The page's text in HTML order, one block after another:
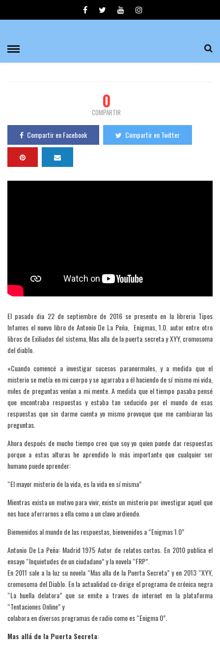
0
0
COMPARTIR
Compartir en Facebook Compartir en Twitter
El pasado dia 22 de septiembre de 2016 se presento en la libreria Tipos
Infames el nuevo libro de Antonio De La Peña, Enigmas, 1.0. autor entre otro
libros de Exiliados del sistema, Mas alla de la puerta secreta y XYY, cromosoma
del diablo.
«Cuando comencé a investigar sucesos paranormales, y a medida que el
misterio se metía en mi cuerpo y se agarraba a él haciendo de sí mismo mi vida,
miles de preguntas venían a mi mente. A medida que el tiempo pasaba pensé
que encontraba respuestas y estaba tan seducido por el mundo de esas
respuestas que sin darme cuenta yo mismo provoque que me cambiaran las
preguntas.
Ahora después de mucho tiempo creo que soy yo quien puede dar respuestas
porque a estas alturas he aprendido lo más importante que cualquier ser
humano puede aprender:
“El mayor misterio de la vida, es la vida en sí misma”
Mientras exista un motivo para vivir, existe un misterio por investigar aquel que
nos hace aferrarnos a ella como a un clavo ardiendo.
Bienvenidos al mundo de las respuestas, bienvenidos a “Enigmas 1.0”
Antonio De La Peña: Madrid 1975 Autor de relatos cortos. En 2010 publica el
ensayo “Inquietudes de un ciudadano” y la novela “FRP”.
En 2011 sale a la luz su novela “Mas alla de la Puerta Secreta” y en 2013 “XYY,
cromosoma del Diablo. En la actualidad co-dirige el programa de crónica negra
“La huella delatora” que se emite a traves de internet en la plataforma
“Tentaciones Online” y
colabora en diversos programas de radio como es “Enigma 0”.
Mas allá de la Puerta Secreta: